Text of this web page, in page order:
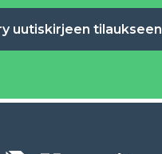
uutiskirjeen tilaukseen